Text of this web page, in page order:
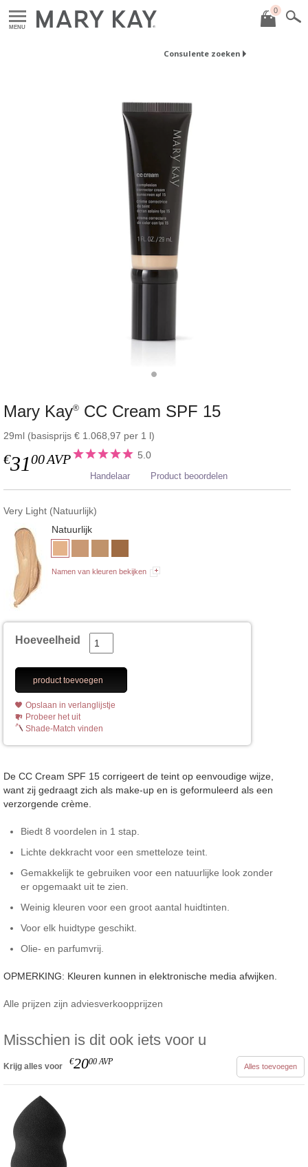
MENU
0
Consulente zoeken
Mary Kay® CC Cream SPF 15
29ml (basisprijs € 1.068,97 per 1 l)
€3100AVP 5.0
Handelaar Product beoordelen
Very Light (Natuurlijk)
Natuurlijk
Namen van kleuren bekijken
Hoeveelheid
product toevoegen
Opslaan in verlanglijstje
Probeer het uit
Shade-Match vinden
De CC Cream SPF 15 corrigeert de teint op eenvoudige wijze,
want zij gedraagt zich als make-up en is geformuleerd als een
verzorgende crème.
Biedt 8 voordelen in 1 stap.
Lichte dekkracht voor een smetteloze teint.
Gemakkelijk te gebruiken voor een natuurlijke look zonder
er opgemaakt uit te zien.
Weinig kleuren voor een groot aantal huidtinten.
Voor elk huidtype geschikt.
Olie- en parfumvrij.
OPMERKING: Kleuren kunnen in elektronische media afwijken.
Alle prijzen zijn adviesverkoopprijzen
Misschien is dit ook iets voor u
Krijg alles voor €2000 AVP Alles toevoegen